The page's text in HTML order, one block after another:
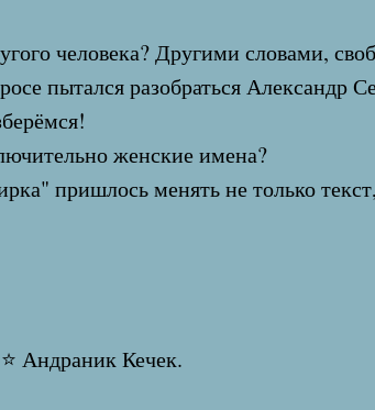
человека? Другими словами,
пытался разобраться Александр
женские имена?
пришлось менять не только
Андраник Кечек.